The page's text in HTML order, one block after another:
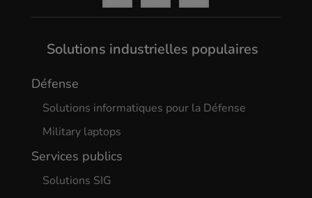
Solutions industrielles populaires
Défense
Solutions informatiques pour la Défense
Military laptops
Services publics
Solutions SIG